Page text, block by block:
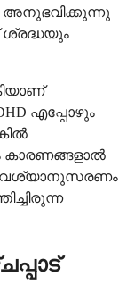
അനുഭവിക്കുന്നു
എപ്പോഴും
കാരണങ്ങളാൽ
ആവശ്യാനുസരണം